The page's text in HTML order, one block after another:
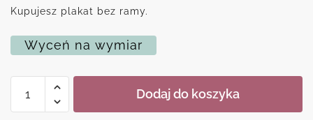
Kupujesz plakat bez ramy.
Wyceń na wymiar
Plakat
Dodaj do koszyka